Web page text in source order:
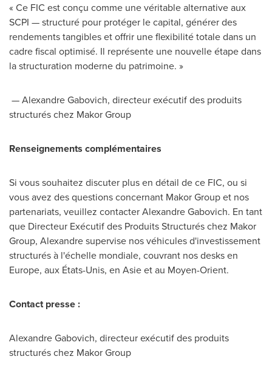
« Ce FIC est conçu comme une véritable alternative aux
SCPI — structuré pour protéger le capital, générer des
rendements tangibles et offrir une flexibilité totale dans un
cadre fiscal optimisé. Il représente une nouvelle étape dans
la structuration moderne du patrimoine. »
—Alexandre Gabovich, directeur exécutif des produits
structurés chez Makor Group
Renseignements complémentaires
Si vous souhaitez discuter plus en détail de ce FIC, ou si
vous avez des questions concernant Makor Group et nos
partenariats, veuillez contacterAlexandre Gabovich. En tant
que Directeur Exécutif des Produits Structurés chez Makor
Group, Alexandre supervise nos véhicules d'investissement
structurés à l'échelle mondiale, couvrant nos desks en
Europe, aux États-Unis, en Asie et au Moyen-Orient.
Contact presse :
Alexandre Gabovich, directeur exécutif des produits
structurés chez Makor Group